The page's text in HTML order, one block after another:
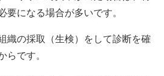
要になる場合が多いです。
織の採取（生検）をして診断を確
らです。